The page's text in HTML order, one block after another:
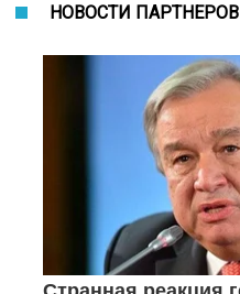
НОВОСТИ ПАРТНЕРОВ